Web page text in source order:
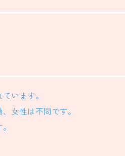
ベント事業
います。
女性は不問です。